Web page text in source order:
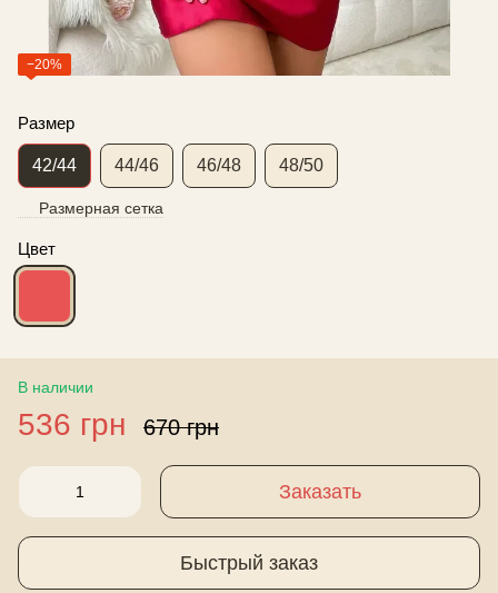
−20%
Размер
42/44 44/46 46/48 48/50
Размерная сетка
Цвет
В наличии
536 грн 670 грн
Заказать
Быстрый заказ